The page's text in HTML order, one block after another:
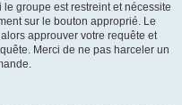
groupe est restreint et nécessite
sur le bouton approprié. Le
approuver votre requête et
Merci de ne pas harceler un